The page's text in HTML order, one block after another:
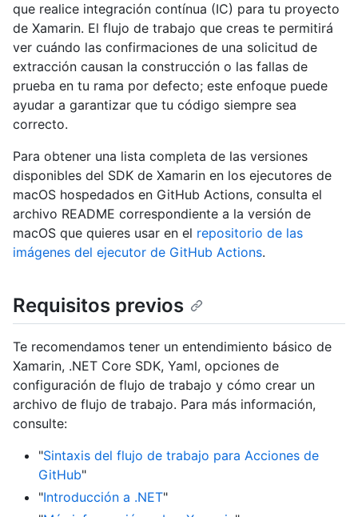
que realice integración contínua (IC) para tu proyecto
de Xamarin. El flujo de trabajo que creas te permitirá
ver cuándo las confirmaciones de una solicitud de
extracción causan la construcción o las fallas de
prueba en tu rama por defecto; este enfoque puede
ayudar a garantizar que tu código siempre sea
correcto.
Para obtener una lista completa de las versiones
disponibles del SDK de Xamarin en los ejecutores de
macOS hospedados en GitHub Actions, consulta el
archivo README correspondiente a la versión de
macOS que quieres usar en el repositorio de las
imágenes del ejecutor de GitHub Actions.
Requisitos previos
Te recomendamos tener un entendimiento básico de
Xamarin, .NET Core SDK, Yaml, opciones de
configuración de flujo de trabajo y cómo crear un
archivo de flujo de trabajo. Para más información,
consulte:
"Sintaxis del flujo de trabajo para Acciones de
GitHub"
"Introducción a .NET"